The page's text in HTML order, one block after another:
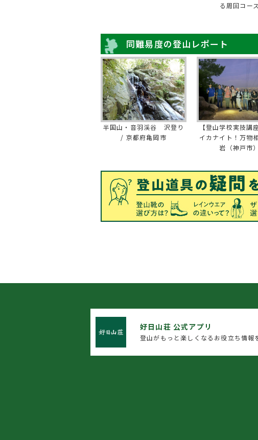
る周回コース
同難易度の登山レポート
半国山・音羽渓谷 沢登り
/ 京都府亀岡市
【登山学校実技
イカナイト！万物
岩（神戸市）
好日山荘 公式アプリ
登山がもっと楽しくなるお役立ち情報